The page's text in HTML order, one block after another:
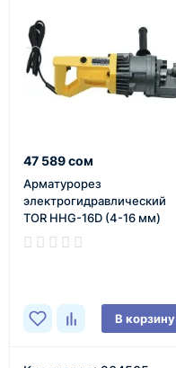
47 589 сом
Арматурорез
электрогидравлический
TOR HHG-16D (4-16 мм)
В корзину